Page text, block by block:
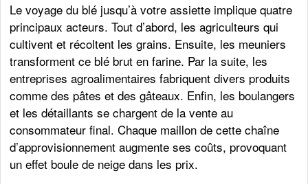
Le voyage du blé jusqu’à votre assiette implique quatre
principaux acteurs. Tout d’abord, les agriculteurs qui
cultivent et récoltent les grains. Ensuite, les meuniers
transforment ce blé brut en farine. Par la suite, les
entreprises agroalimentaires fabriquent divers produits
comme des pâtes et des gâteaux. Enfin, les boulangers
et les détaillants se chargent de la vente au
consommateur final. Chaque maillon de cette chaîne
d’approvisionnement augmente ses coûts, provoquant
un effet boule de neige dans les prix.